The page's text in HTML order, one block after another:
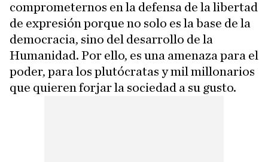
comprometernos en la defensa de la libertad
de expresión porque no solo es la base de la
democracia, sino del desarrollo de la
Humanidad. Por ello, es una amenaza para el
poder, para los plutócratas y mil millonarios
que quieren forjar la sociedad a su gusto.